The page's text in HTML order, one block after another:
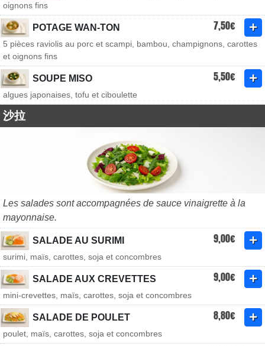
oignons fins
POTAGE WAN-TON 7,50€
5 pièces raviolis au porc et scampi, bambou, champignons, carottes
et oignons fins
SOUPE MISO 5,50€
algues japonaises, tofu et ciboulette
沙拉
Les salades sont accompagnées de sauce vinaigrette à la
mayonnaise.
SALADE AU SURIMI 9,00€
surimi, maïs, carottes, soja et concombres
SALADE AUX CREVETTES 9,00€
mini-crevettes, maïs, carottes, soja et concombres
SALADE DE POULET 8,80€
poulet, maïs, carottes, soja et concombres